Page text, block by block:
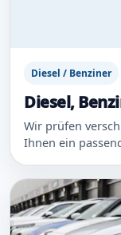
Diesel / Benziner
Diesel,
Wir prüfen
Ihnen ein